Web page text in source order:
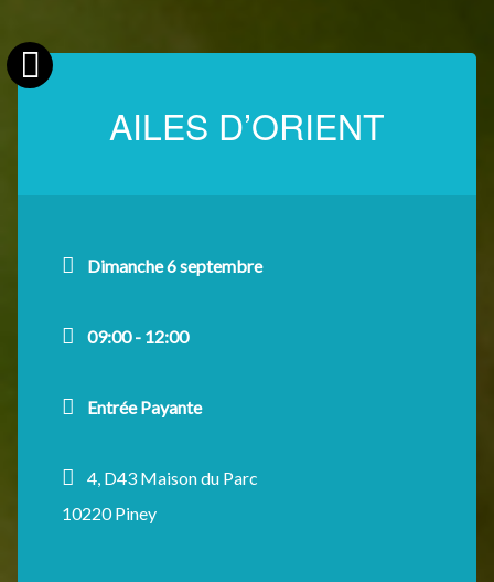
AILES D’ORIENT
Dimanche 6 septembre
09:00 - 12:00
Entrée Payante
4, D43 Maison du Parc
10220 Piney